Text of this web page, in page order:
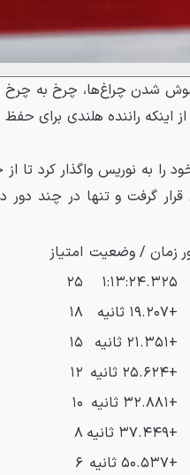
شدن چراغ‌ها، چرخ به چرخ
راننده هلندی برای
به نوریس واگذار کرد تا از
گرفت و تنها در چند دور
زمان / وضعیت امتیاز
۱:۱۳:۲۴.۳۲۵
۲۵
+۱۹.۲۰۷ ثانیه
۱۸
+۲۱.۳۵۱ ثانیه
۱۵
+۲۵.۶۲۴ ثانیه
۱۲
+۳۲.۸۸۱ ثانیه
۱۰
+۳۷.۴۴۹ ثانیه
۸
+۵۰.۵۳۷ ثانیه
۶